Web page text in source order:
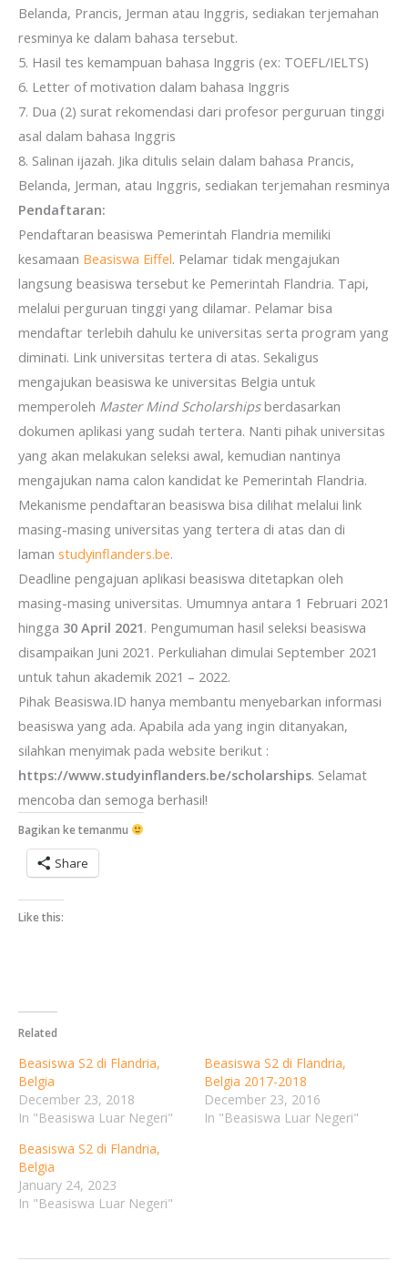
Belanda, Prancis, Jerman atau Inggris, sediakan terjemahan
resminya ke dalam bahasa tersebut.
5. Hasil tes kemampuan bahasa Inggris (ex: TOEFL/IELTS)
6. Letter of motivation dalam bahasa Inggris
7. Dua (2) surat rekomendasi dari profesor perguruan tinggi
asal dalam bahasa Inggris
8. Salinan ijazah. Jika ditulis selain dalam bahasa Prancis,
Belanda, Jerman, atau Inggris, sediakan terjemahan resminya
Pendaftaran:
Pendaftaran beasiswa Pemerintah Flandria memiliki
kesamaan Beasiswa Eiffel. Pelamar tidak mengajukan
langsung beasiswa tersebut ke Pemerintah Flandria. Tapi,
melalui perguruan tinggi yang dilamar. Pelamar bisa
mendaftar terlebih dahulu ke universitas serta program yang
diminati. Link universitas tertera di atas. Sekaligus
mengajukan beasiswa ke universitas Belgia untuk
memperoleh Master Mind Scholarshipsberdasarkan
dokumen aplikasi yang sudah tertera. Nanti pihak universitas
yang akan melakukan seleksi awal, kemudian nantinya
mengajukan nama calon kandidat ke Pemerintah Flandria.
Mekanisme pendaftaran beasiswa bisa dilihat melalui link
masing-masing universitas yang tertera di atas dan di
laman studyinflanders.be.
Deadline pengajuan aplikasi beasiswa ditetapkan oleh
masing-masing universitas. Umumnya antara 1 Februari 2021
hingga 30 April 2021. Pengumuman hasil seleksi beasiswa
disampaikan Juni 2021. Perkuliahan dimulai September 2021
untuk tahun akademik 2021 – 2022.
Pihak Beasiswa.ID hanya membantu menyebarkan informasi
beasiswa yang ada. Apabila ada yang ingin ditanyakan,
silahkan menyimak pada website berikut :
https://www.studyinflanders.be/scholarships. Selamat
mencoba dan semoga berhasil!
Bagikan ke temanmu
Share
Like this:
Related
Beasiswa S2 di Flandria,
Belgia
December 23, 2018
In "Beasiswa Luar Negeri"
Beasiswa S2 di Flandria,
Belgia 2017-2018
December 23, 2016
In "Beasiswa Luar Negeri"
Beasiswa S2 di Flandria,
Belgia
January 24, 2023
In "Beasiswa Luar Negeri"